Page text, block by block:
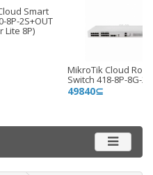
Smart
8P-2S+OUT
Lite 8P)
MikroTik Cloud
Switch 418-8P-8G-
49840⊆